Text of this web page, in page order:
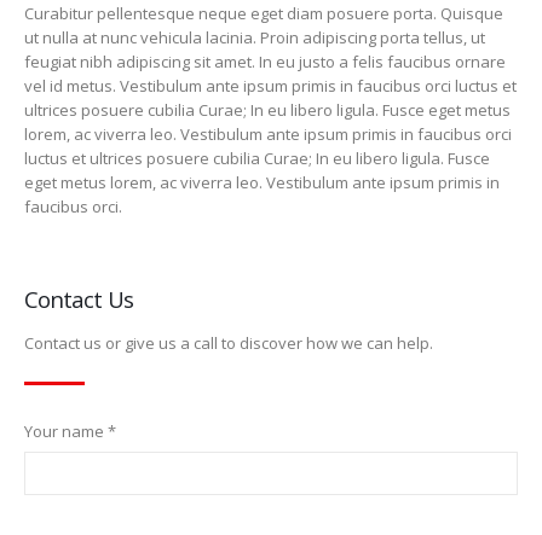
Curabitur pellentesque neque eget diam posuere porta. Quisque
ut nulla at nunc vehicula lacinia. Proin adipiscing porta tellus, ut
feugiat nibh adipiscing sit amet. In eu justo a felis faucibus ornare
vel id metus. Vestibulum ante ipsum primis in faucibus orci luctus et
ultrices posuere cubilia Curae; In eu libero ligula. Fusce eget metus
lorem, ac viverra leo. Vestibulum ante ipsum primis in faucibus orci
luctus et ultrices posuere cubilia Curae; In eu libero ligula. Fusce
eget metus lorem, ac viverra leo. Vestibulum ante ipsum primis in
faucibus orci.
Contact Us
Contact us or give us a call to discover how we can help.
Your name *